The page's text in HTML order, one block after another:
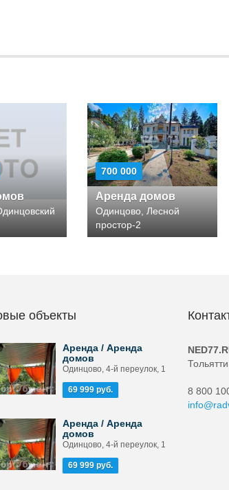
700 000
Аренда домов
Одинцово, Лесной
простор-2
объекты
Аренда / Аренда
домов
Одинцово, 4-й переулок, 1
69 999 руб.
Аренда / Аренда
домов
Одинцово, 4-й переулок, 1
69 999 руб.
8 800